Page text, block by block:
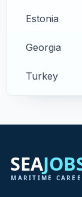
Estonia
Georgia
Turkey
Greece